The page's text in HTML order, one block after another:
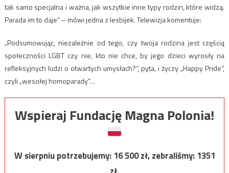
tak samo specjalna i ważna, jak wszytkie inne typy rodzin, które widzą.
Parada im to daje” – mówi jedna z lesbijek. Telewizja komentuje:
„Podsumowując, niezależnie od tego, czy twoja rodzina jest częścią
społeczności LGBT czy nie, kto nie chce, by jego dzieci wyrosły na
refleksyjnych ludzi o otwartych umysłach?”, pyta, i życzy „Happy Pride”,
czyli „wesołej homoparady”…
Wspieraj Fundację Magna Polonia!
W sierpniu potrzebujemy:16 500zł, zebraliśmy:1351